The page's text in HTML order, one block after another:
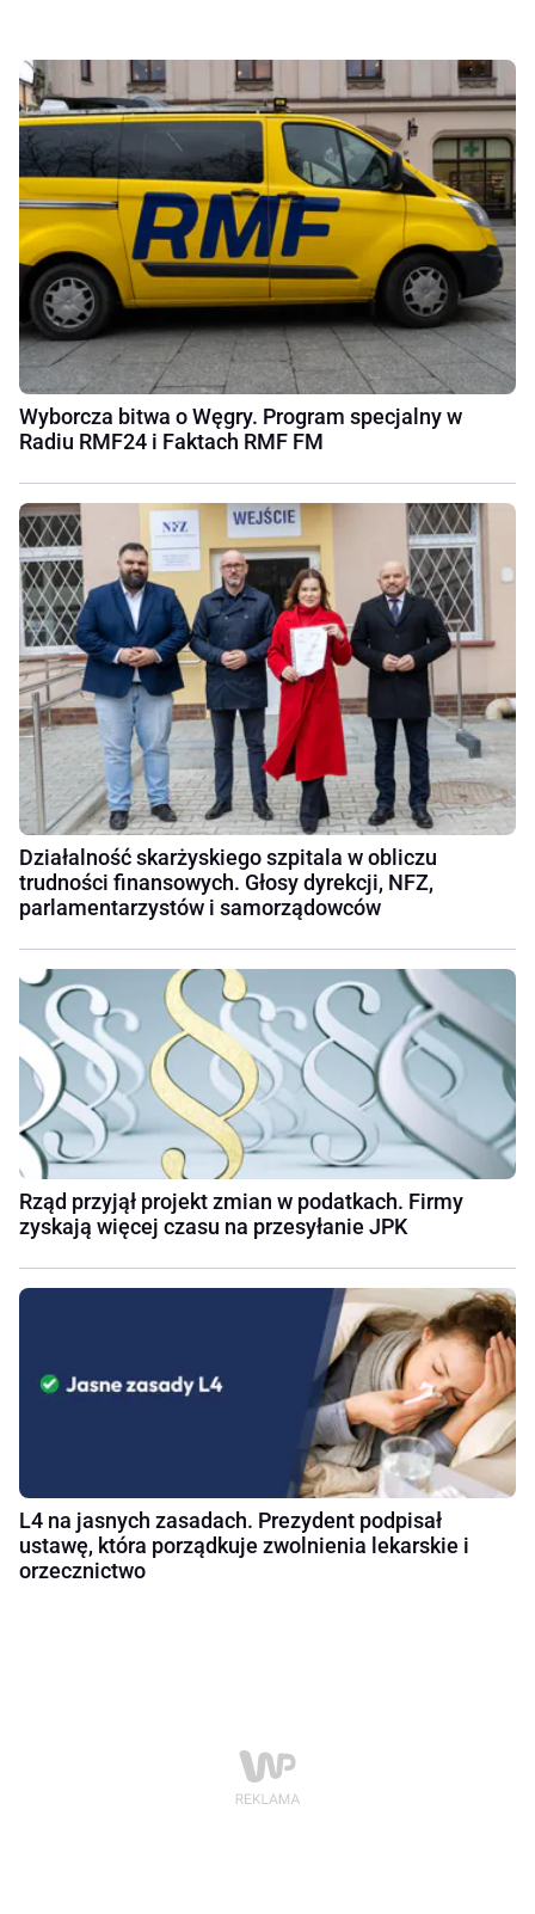
Wyborcza bitwa o Węgry. Program specjalny w
Radiu RMF24 i Faktach RMF FM
Działalność skarżyskiego szpitala w obliczu
trudności finansowych. Głosy dyrekcji, NFZ,
parlamentarzystów i samorządowców
Rząd przyjął projekt zmian w podatkach. Firmy
zyskają więcej czasu na przesyłanie JPK
L4 na jasnych zasadach. Prezydent podpisał
ustawę, która porządkuje zwolnienia lekarskie i
orzecznictwo